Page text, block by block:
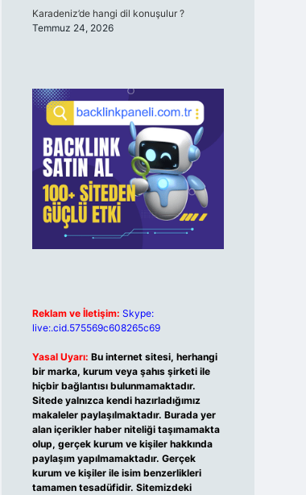
Karadeniz’de hangi dil konuşulur ?
Temmuz 24, 2026
Reklam ve İletişim: Skype:
live:.cid.575569c608265c69
Yasal Uyarı: Bu internet sitesi, herhangi
bir marka, kurum veya şahıs şirketi ile
hiçbir bağlantısı bulunmamaktadır.
Sitede yalnızca kendi hazırladığımız
makaleler paylaşılmaktadır. Burada yer
alan içerikler haber niteliği taşımamakta
olup, gerçek kurum ve kişiler hakkında
paylaşım yapılmamaktadır. Gerçek
kurum ve kişiler ile isim benzerlikleri
tamamen tesadüfidir. Sitemizdeki